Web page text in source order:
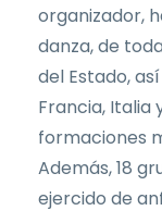
organizador,
danza, de
del Estado,
Francia, Italia
formaciones
Además, 18
ejercido de